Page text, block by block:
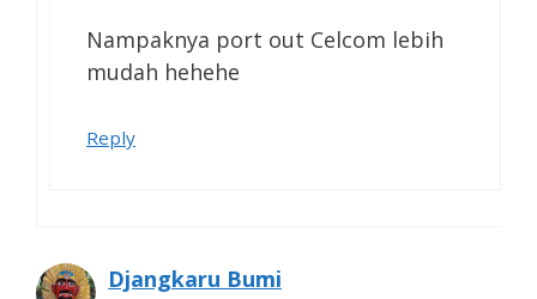
Nampaknya port out Celcom lebih
mudah hehehe
Reply
Djangkaru Bumi